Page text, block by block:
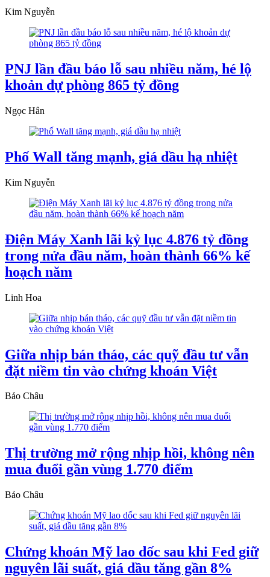
Kim Nguyễn
PNJ lần đầu báo lỗ sau nhiều năm, hé lộ
khoản dự phòng 865 tỷ đồng
Ngọc Hân
Phố Wall tăng mạnh, giá dầu hạ nhiệt
Kim Nguyễn
Điện Máy Xanh lãi kỷ lục 4.876 tỷ đồng
trong nửa đầu năm, hoàn thành 66% kế
hoạch năm
Linh Hoa
Giữa nhịp bán tháo, các quỹ đầu tư vẫn
đặt niềm tin vào chứng khoán Việt
Bảo Châu
Thị trường mở rộng nhịp hồi, không nên
mua đuổi gần vùng 1.770 điểm
Bảo Châu
Chứng khoán Mỹ lao dốc sau khi Fed giữ
nguyên lãi suất, giá dầu tăng gần 8%